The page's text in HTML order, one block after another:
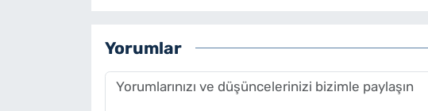
Yorumlar